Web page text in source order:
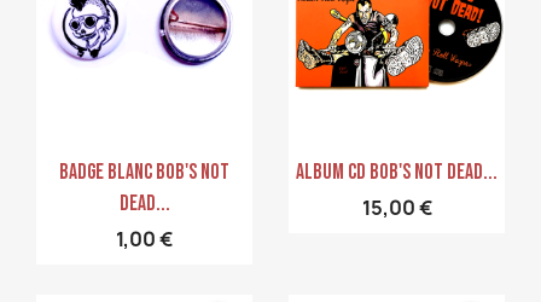
Aperçu rapide
Badge Blanc Bob's Not
Dead...
1,00 €
 Aperçu rapide
Album CD Bob's Not Dead...
15,00 €